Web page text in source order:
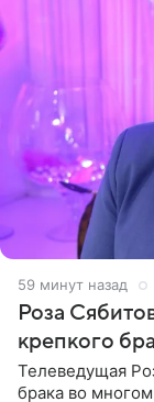
59 минут назад
Роза
крепкого
Телеведущая
брака во